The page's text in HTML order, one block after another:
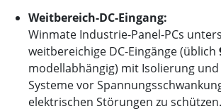
Weitbereich-DC-Eingang:
Winmate Industrie-Panel-PCs
weitbereichige DC-Eingänge (üblich
modellabhängig) mit Isolierung und
Systeme vor
elektrischen Störungen zu schützen.